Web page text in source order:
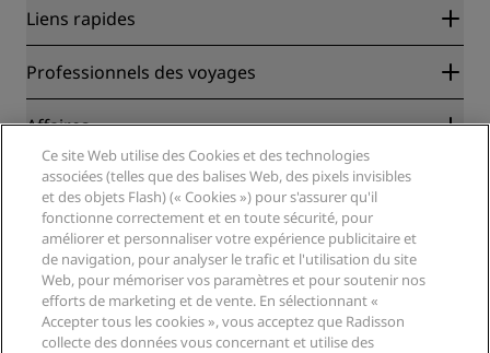
Liens rapides
Radisson Rewards
Blog
Nouveaux et futurs hôtels
Application Radisson Hotels
Hôtels adaptés aux sportifs
Hôtels adaptés aux Familles
Santé et sécurité
Professionnels des voyages
Partenaires
Agents de voyages
Affaires
Radisson Hotel Group
Médias
Carrières RHG
Carrières PPHE
Carrières EHL
The Club by RHG
Opportunités de développement
Entreprise responsable
Légal
Centre de confidentialité
Mentions légales
Conditions générales Radisson Rewards
Contrat d’utilisation du site
Accessibilité numérique
Déclaration sur l’esclavage moderne
Aide
Avis aux consommateurs
Contact
FAQ
Médias sociaux
Marques Radisson Hotels
Ce site Web utilise des Cookies et des technologies
associées (telles que des balises Web, des pixels invisibles
et des objets Flash) (« Cookies ») pour s'assurer qu'il
fonctionne correctement et en toute sécurité, pour
améliorer et personnaliser votre expérience publicitaire et
de navigation, pour analyser le trafic et l'utilisation du site
Web, pour mémoriser vos paramètres et pour soutenir nos
efforts de marketing et de vente. En sélectionnant «
Accepter tous les cookies », vous acceptez que Radisson
collecte des données vous concernant et utilise des